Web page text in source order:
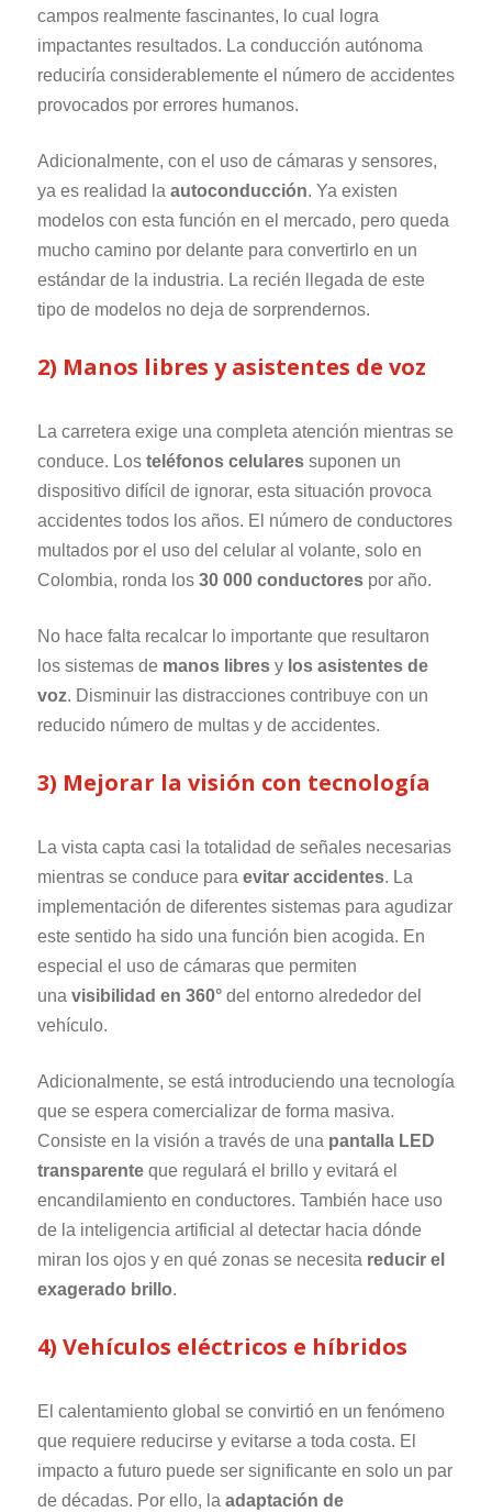
campos realmente fascinantes, lo cual logra
impactantes resultados. La conducción autónoma
reduciría considerablemente el número de accidentes
provocados por errores humanos.
Adicionalmente, con el uso de cámaras y sensores,
ya es realidad la autoconducción. Ya existen
modelos con esta función en el mercado, pero queda
mucho camino por delante para convertirlo en un
estándar de la industria. La recién llegada de este
tipo de modelos no deja de sorprendernos.
2) Manos libres y asistentes de voz
La carretera exige una completa atención mientras se
conduce. Losteléfonos celularessuponen un
dispositivo difícil de ignorar, esta situación provoca
accidentes todos los años. El número de conductores
multados por el uso del celular al volante, solo en
Colombia, ronda los 30 000 conductores por año.
No hace falta recalcar lo importante que resultaron
los sistemas de manos libresylos asistentes de
voz. Disminuir las distracciones contribuye con un
reducido número de multas y de accidentes.
3) Mejorar la visión con tecnología
La vista capta casi la totalidad de señales necesarias
mientras se conduce para evitar accidentes. La
implementación de diferentes sistemas para agudizar
este sentido ha sido una función bien acogida. En
especial el uso de cámaras que permiten
una visibilidad en 360°del entorno alrededor del
vehículo.
Adicionalmente, se está introduciendo una tecnología
que se espera comercializar de forma masiva.
Consiste en la visión a través de una pantalla LED
transparenteque regulará el brillo y evitará el
encandilamiento en conductores. También hace uso
de la inteligencia artificial al detectar hacia dónde
miran los ojos y en qué zonas se necesita reducir el
exagerado brillo.
4) Vehículos eléctricos e híbridos
El calentamiento global se convirtió en un fenómeno
que requiere reducirse y evitarse a toda costa. El
impacto a futuro puede ser significante en solo un par
de décadas. Por ello, la adaptación de